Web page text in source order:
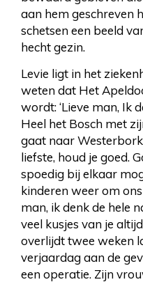
aan hem geschreven
schetsen een beeld
hecht gezin.
Levie ligt in het
weten dat Het
wordt: ‘Lieve man, Ik
Heel het Bosch met
gaat naar
liefste, houd je goed.
spoedig bij elkaar
kinderen weer om
man, ik denk de hele
veel kusjes van je
overlijdt twee weken
verjaardag aan de
een operatie. Zijn